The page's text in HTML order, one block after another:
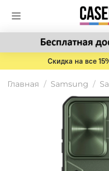
Скидка на все
Главная Samsung